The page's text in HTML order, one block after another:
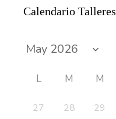
Calendario Talleres
L M M
27 28 29